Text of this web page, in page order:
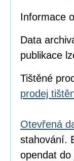
Informace
Data
publikace
Tištěné
prodej
Otevřená
stahování.
opendat